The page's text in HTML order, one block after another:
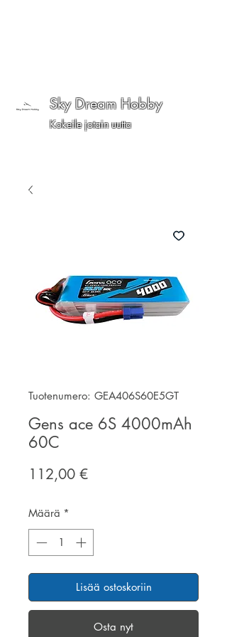
Sky Dream Hobby
Kokeile jotain uutta
Tuotenumero: GEA406S60E5GT
Gens ace 6S 4000mAh
60C
112,00 €Hinta
Määrä *
Lisää ostoskoriin
Osta nyt